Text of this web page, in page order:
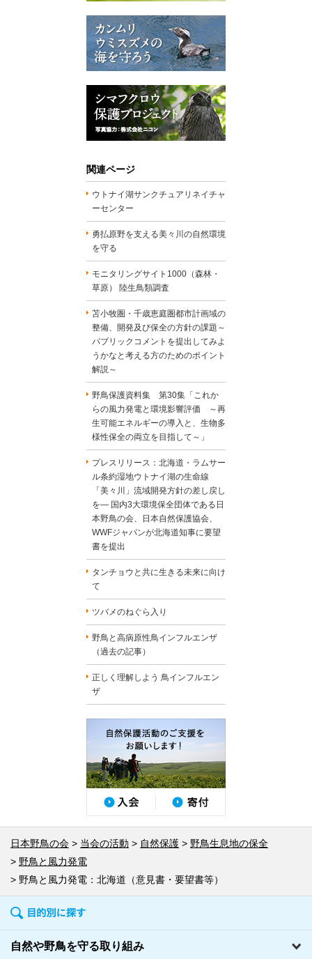
関連ページ
ウトナイ湖サンクチュアリネイチャ
ーセンター
勇払原野を支える美々川の自然環境
を守る
モニタリングサイト1000（森林・
草原） 陸生鳥類調査
苫小牧圏・千歳恵庭圏都市計画域の
整備、開発及び保全の方針の課題～
パブリックコメントを提出してみよ
うかなと考える方のためのポイント
解説～
野鳥保護資料集 第30集「これか
らの風力発電と環境影響評価 ～再
生可能エネルギーの導入と、生物多
様性保全の両立を目指して～」
プレスリリース：北海道・ラムサー
ル条約湿地ウトナイ湖の生命線
「美々川」流域開発方針の差し戻し
を― 国内3大環境保全団体である日
本野鳥の会、日本自然保護協会、
WWFジャパンが北海道知事に要望
書を提出
タンチョウと共に生きる未来に向け
て
ツバメのねぐら入り
野鳥と高病原性鳥インフルエンザ
（過去の記事）
正しく理解しよう 鳥インフルエン
ザ
日本野鳥の会 当会の活動 自然保護
野鳥生息地の保全
野鳥と風力発電
野鳥と風力発電：北海道（意見書・要望書等）
自然や野鳥を守る取り組み